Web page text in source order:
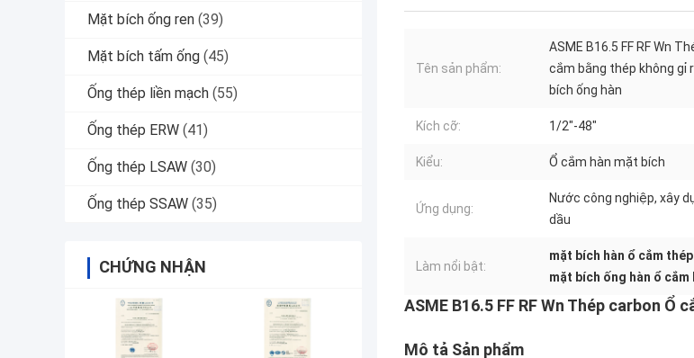
Mặt bích ống ren (39)
Mặt bích tấm ống (45)
Ống thép liền mạch (55)
Ống thép ERW (41)
Ống thép LSAW (30)
Ống thép SSAW (35)
CHỨNG NHẬN
Tên sản phẩm:
ASME B16.5 FF RF Wn
cắm bằng thép không gỉ
bích ống hàn
Kích cỡ: 1/2"-48"
Kiểu: Ổ cắm hàn mặt bích
Ứng dụng:
Nước công nghiệp, xây
dầu
Làm nổi bật:
mặt bích hàn ổ cắm
mặt bích ống hàn ổ cắm
ASME B16.5 FF RF Wn Thép carbon
Mô tả Sản phẩm